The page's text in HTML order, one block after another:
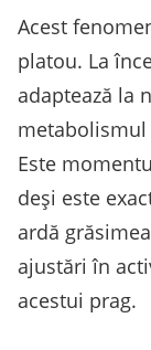
Acest
platou. La
adaptează la
metabolismul
Este
deși este
ardă
ajustări în
acestui prag.